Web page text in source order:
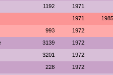
1192 1971
1971 1985
993 1972
3139 1972
3201 1972
228 1972